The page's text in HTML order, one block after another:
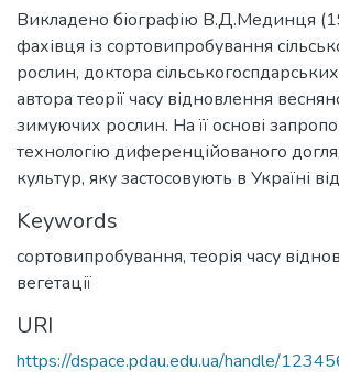
Викладено біографію В.Д.Мединця
фахівця із сортовипробування
рослин, доктора
автора теорії часу відновлення
зимуючих рослин. На її основі
технологію диференційованого
культур, яку застосовують в Україні
Keywords
сортовипробування, теорія часу
вегетації
URI
https://dspace.pdau.edu.ua/handle/